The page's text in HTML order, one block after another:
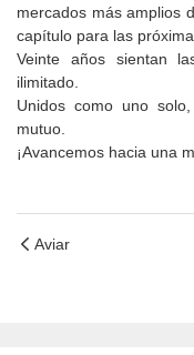
mercados más amplios
capítulo para las
Veinte años sientan
ilimitado.
Unidos como uno
mutuo.
¡Avancemos hacia una
Aviar